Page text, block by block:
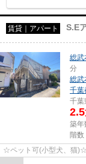
賃貸｜アパート S.E
総武
分
総武
千葉
千葉
2.5
築年
階数
☆ペット可(小型犬、猫